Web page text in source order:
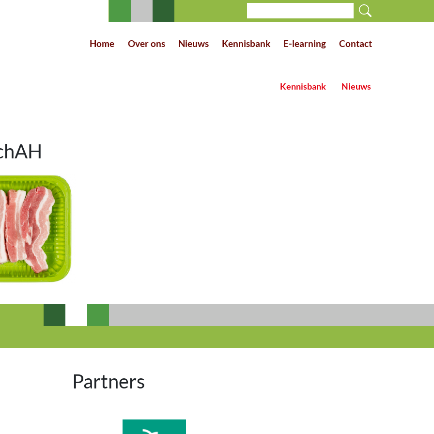
Home Over ons Nieuws Kennisbank E-learning Contact
Kennisbank Nieuws
Partners